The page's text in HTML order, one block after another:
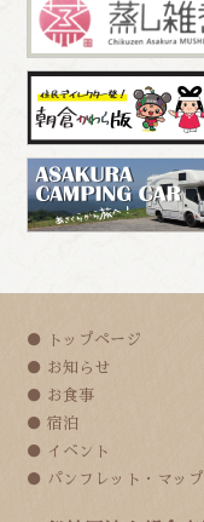
トップページ
お知らせ
お食事
宿泊
イベント
パンフレット・マップ